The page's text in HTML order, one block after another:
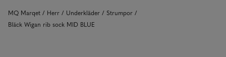
MQ Marqet Herr Underkläder
Strumpor
Bläck Wigan rib sock MID BLUE